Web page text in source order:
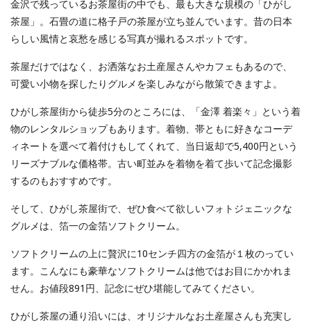
金沢で残っているお茶屋街の中でも、最も大きな規模の「ひがし
茶屋」。石畳の道に格子戸の茶屋が立ち並んでいます。昔の日本
らしい風情と哀愁を感じる写真が撮れるスポットです。
茶屋だけではなく、お洒落なお土産屋さんやカフェもあるので、
可愛い小物を探したりグルメを楽しみながら散策できますよ。
ひがし茶屋街から徒歩5分のところには、「金澤 着楽々」という着
物のレンタルショップもあります。着物、帯ともに好きなコーデ
ィネートを選べて着付けもしてくれて、当日返却で5,400円という
リーズナブルな価格帯。古い町並みを着物を着て歩いて記念撮影
するのもおすすめです。
そして、ひがし茶屋街で、ぜひ食べて欲しいフォトジェニックな
グルメは、箔一の金箔ソフトクリーム。
ソフトクリームの上に贅沢に10センチ四方の金箔が１枚のってい
ます。こんなにも豪華なソフトクリームは他ではお目にかかれま
せん。お値段891円、記念にぜひ堪能してみてください。
ひがし茶屋の通り沿いには、オリジナルなお土産屋さんも充実し